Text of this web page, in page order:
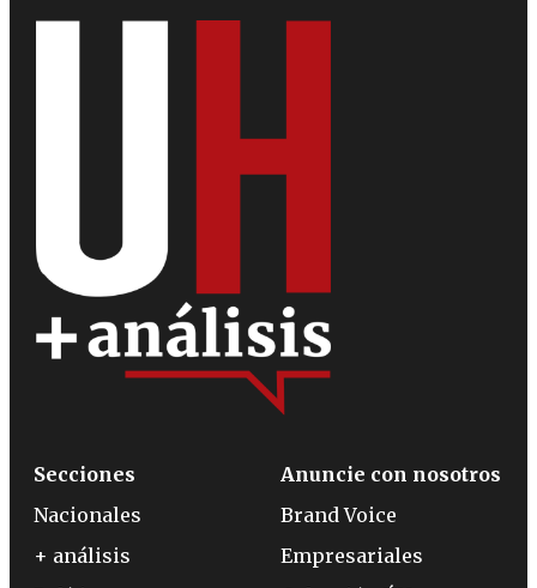
Secciones
Nacionales
+ análisis
Anuncie con nosotros
Brand Voice
Empresariales